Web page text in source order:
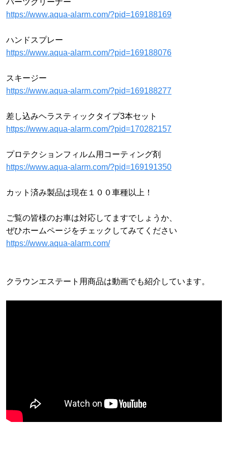
パーツクリーナー
https://www.aqua-alarm.com/?pid=169188169
ハンドスプレー
https://www.aqua-alarm.com/?pid=169188076
スキージー
https://www.aqua-alarm.com/?pid=169188277
差し込みヘラスティックタイプ3本セット
https://www.aqua-alarm.com/?pid=170282157
プロテクションフィルム用コーティング剤
https://www.aqua-alarm.com/?pid=169191350
カット済み製品は現在１００車種以上！
ご覧の皆様のお車は対応してますでしょうか、
ぜひホームページをチェックしてみてください
https://www.aqua-alarm.com/
クラウンエステート用商品は動画でも紹介しています。